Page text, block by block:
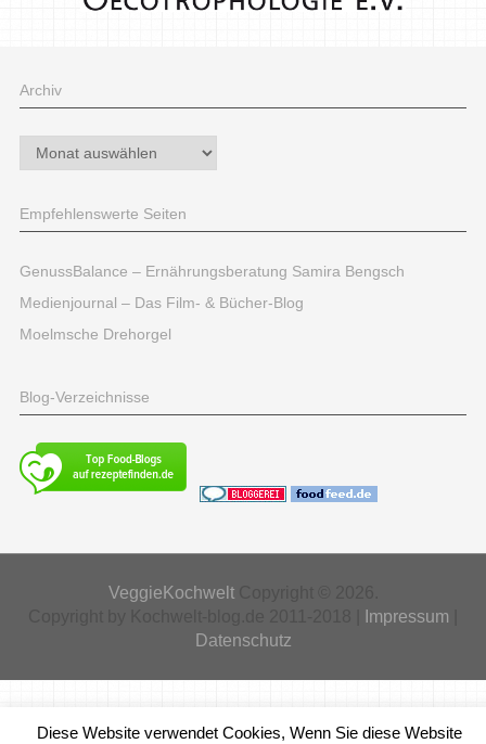
Archiv
Archiv
Empfehlenswerte Seiten
GenussBalance – Ernährungsberatung Samira Bengsch
Medienjournal – Das Film- & Bücher-Blog
Moelmsche Drehorgel
Blog-Verzeichnisse
VeggieKochweltCopyright © 2026.
Impressum
Datenschutz
Diese Website verwendet Cookies, Wenn Sie diese Website